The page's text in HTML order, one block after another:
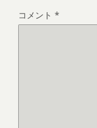
コメント *